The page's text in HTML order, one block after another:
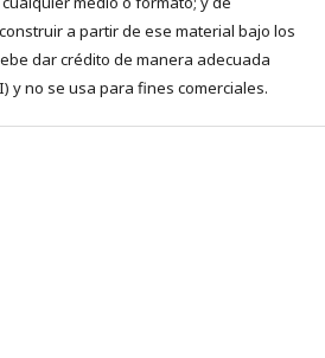
a partir de ese material bajo los
dar crédito de manera adecuada
y no se usa para fines comerciales.